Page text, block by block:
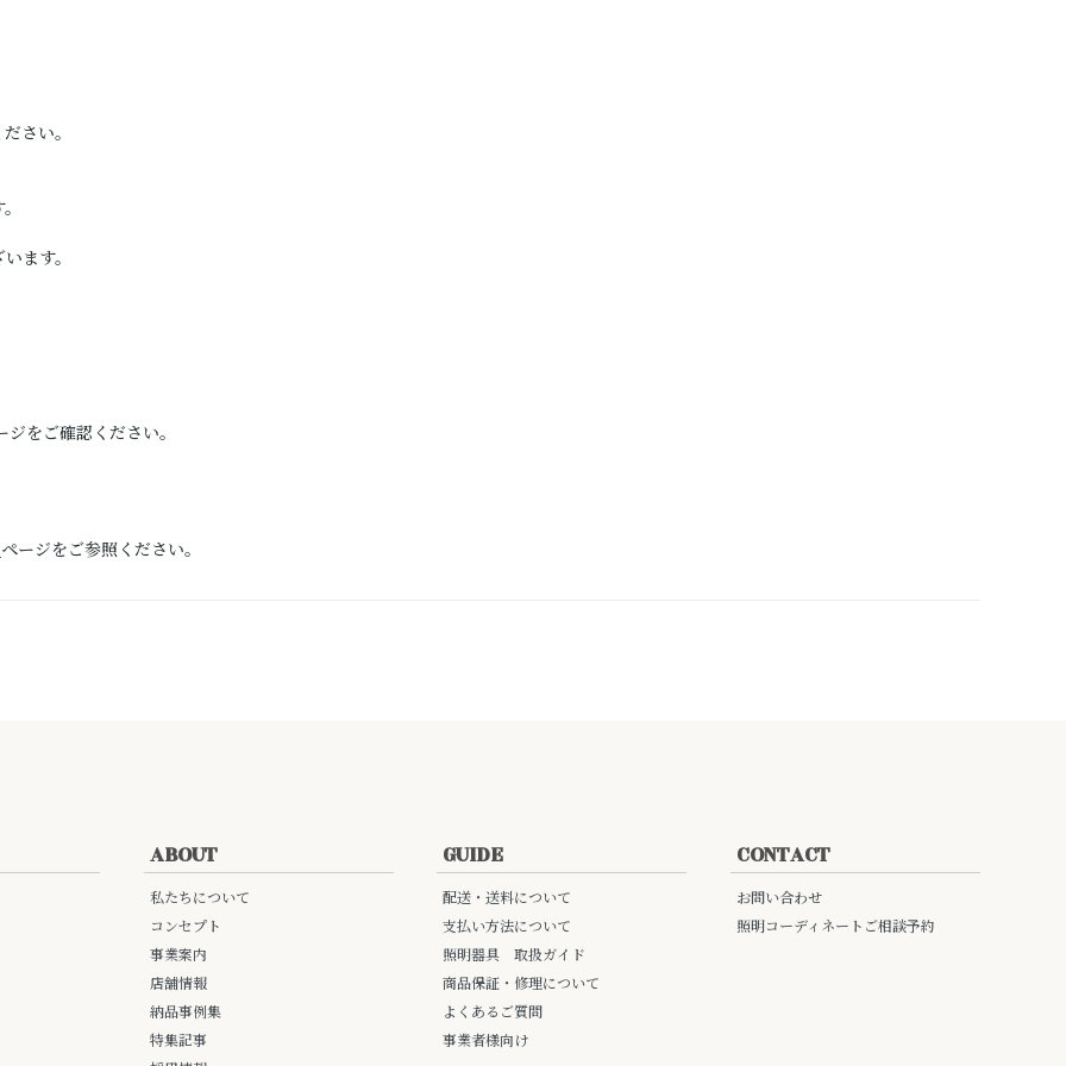
さい。
ます。
ジをご確認ください。
ページをご参照ください。
ABOUT
私たちについて
コンセプト
事業案内
店舗情報
納品事例集
特集記事
GUIDE
配送・送料について
支払い方法について
照明器具 取扱ガイド
商品保証・修理について
よくあるご質問
事業者様向け
CONTACT
お問い合わせ
照明コーディネートご相談予約